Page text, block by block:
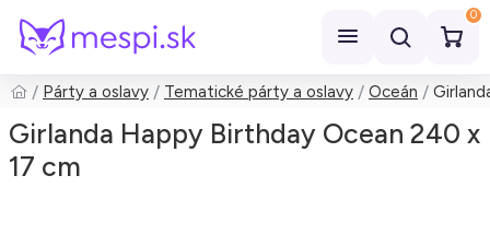
0
Hľadať
Párty a oslavy Tematické párty a oslavy Oceán
Girlanda Happy Birthday Ocean 240 x
17 cm